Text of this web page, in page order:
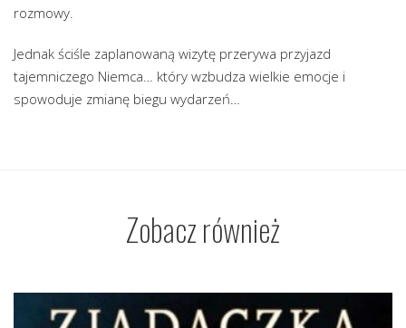
rozmowy.
Jednak ściśle zaplanowaną wizytę przerywa przyjazd
tajemniczego Niemca… który wzbudza wielkie emocje i
spowoduje zmianę biegu wydarzeń…
Zobacz również